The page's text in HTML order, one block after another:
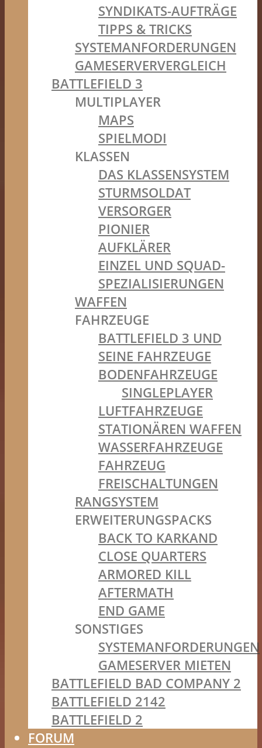
SYNDIKATS-AUFTRÄGE
TIPPS & TRICKS
SYSTEMANFORDERUNGEN
GAMESERVERVERGLEICH
BATTLEFIELD 3
MULTIPLAYER
MAPS
SPIELMODI
KLASSEN
DAS KLASSENSYSTEM
STURMSOLDAT
VERSORGER
PIONIER
AUFKLÄRER
EINZEL UND SQUAD-
SPEZIALISIERUNGEN
WAFFEN
FAHRZEUGE
BATTLEFIELD 3 UND
SEINE FAHRZEUGE
BODENFAHRZEUGE
SINGLEPLAYER
LUFTFAHRZEUGE
STATIONÄREN WAFFEN
WASSERFAHRZEUGE
FAHRZEUG
FREISCHALTUNGEN
RANGSYSTEM
ERWEITERUNGSPACKS
BACK TO KARKAND
CLOSE QUARTERS
ARMORED KILL
AFTERMATH
END GAME
SONSTIGES
SYSTEMANFORDERUNGEN
GAMESERVER MIETEN
BATTLEFIELD BAD COMPANY 2
BATTLEFIELD 2142
BATTLEFIELD 2
FORUM